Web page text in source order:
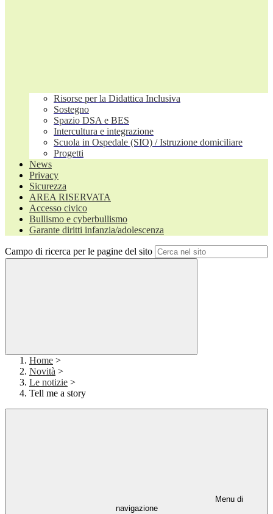
Risorse per la Didattica Inclusiva
Sostegno
Spazio DSA e BES
Intercultura e integrazione
Scuola in Ospedale (SIO) / Istruzione domiciliare
Progetti
News
Privacy
Sicurezza
AREA RISERVATA
Accesso civico
Bullismo e cyberbullismo
Garante diritti infanzia/adolescenza
Campo di ricerca per le pagine del sito
Home >
Novità >
Le notizie >
Tell me a story
Menu di
navigazione